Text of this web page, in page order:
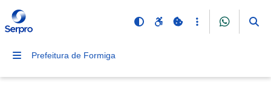
Prefeitura de Formiga